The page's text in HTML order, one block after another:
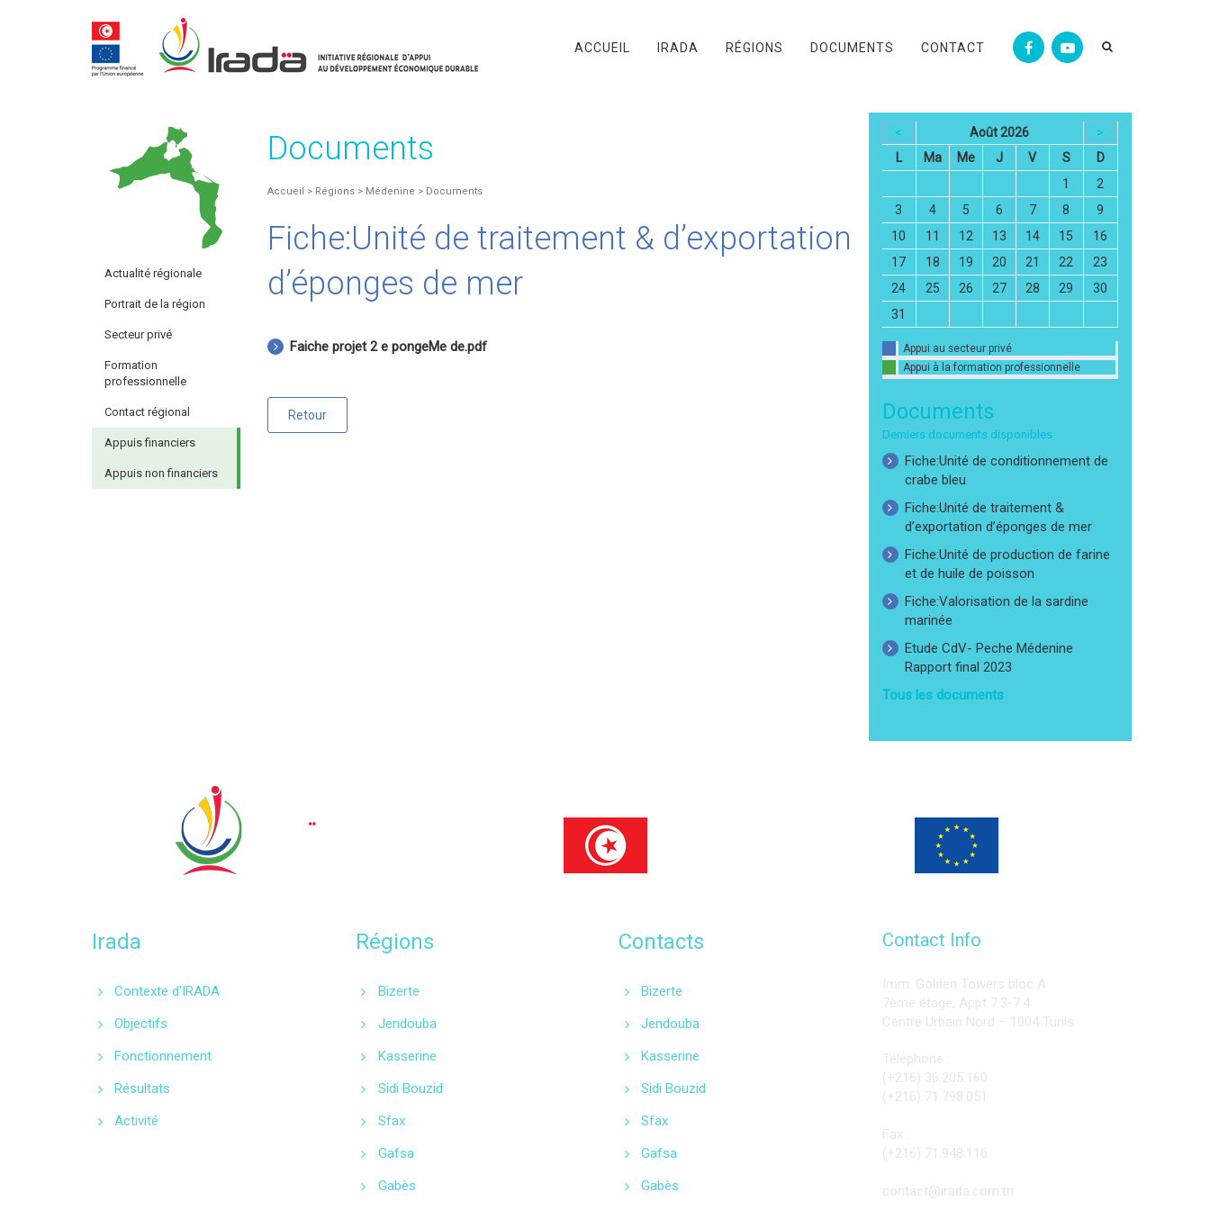
ACCUEIL IRADA RÉGIONS DOCUMENTS CONTACT
Actualité régionale
Portrait de la région
Secteur privé
Formation
professionnelle
Contact régional
Appuis financiers
Appuis non financiers
Documents
Accueil > Régions > Médenine > Documents
Fiche:Unité de traitement & d’exportation
d’éponges de mer
Faiche projet 2 e pongeMe de.pdf
Retour
< Août 2026
>
L
Ma Me J V S
D
1
2
3
4 5 6 7 8
9
10
11 12 13 14 15
16
17
18 19 20 21 22
23
24
25 26 27 28 29
30
31
Appui au secteur privé
Appui à la formation professionnelle
Documents
Derniers documents disponibles
Fiche:Unité de conditionnement de
crabe bleu
Fiche:Unité de traitement &
d’exportation d’éponges de mer
Fiche:Unité de production de farine
et de huile de poisson
Fiche:Valorisation de la sardine
marinée
Etude CdV- Peche Médenine
Rapport final 2023
Tous les documents
Irada
Contexte d'IRADA
Objectifs
Fonctionnement
Résultats
Activité
Régions
Bizerte
Jendouba
Kasserine
Sidi Bouzid
Sfax
Gafsa
Gabès
Contacts
Bizerte
Jendouba
Kasserine
Sidi Bouzid
Sfax
Gafsa
Gabès
Contact Info
Imm. Golden Towers bloc A
7ème étage, Appt 7.3-7.4
Centre Urbain Nord – 1004 Tunis
Téléphone :
(+216) 36.205.160
(+216) 71.798.051
Fax :
(+216) 71.948.116
contact@irada.com.tn